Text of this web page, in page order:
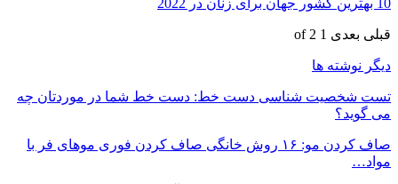
10 بهترین کشور جهان برای زنان در 2022
قبلی بعدی 1 of 2
دیگر نوشته ها
تست شخصیت شناسی دست خط: دست خط شما در موردتان چه
می گوید؟
صاف کردن مو: ۱۶ روش خانگی صاف کردن فوری موهای فر با
مواد…